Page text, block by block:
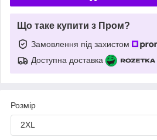
Що таке купити з Пром?
Замовлення під захистом
Доступна доставка
Розмір
2XL